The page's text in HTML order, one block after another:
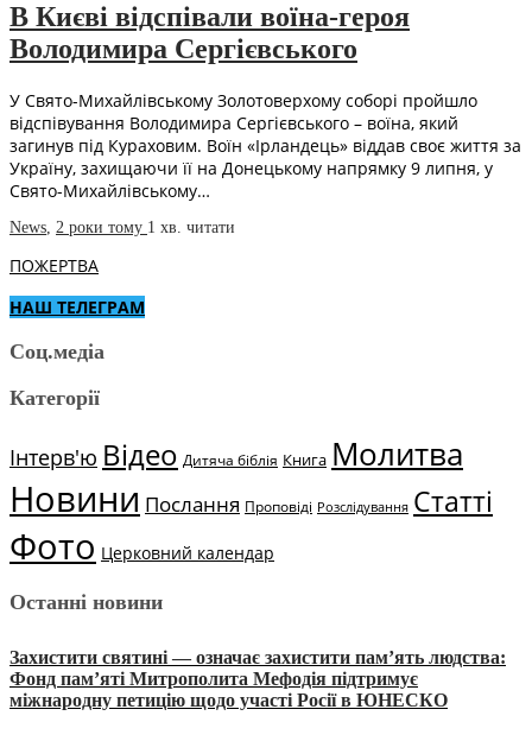
В Києві відспівали воїна-героя
Володимира Сергієвського
У Свято-Михайлівському Золотоверхому соборі пройшло
відспівування Володимира Сергієвського – воїна, який
загинув під Кураховим. Воїн «Ірландець» віддав своє життя за
Україну, захищаючи її на Донецькому напрямку 9 липня, у
Свято-Михайлівському…
News, 2 роки тому 1 хв. читати
ПОЖЕРТВА
НАШ ТЕЛЕГРАМ
Соц.медіа
Категорії
Інтерв'ю Відео Дитяча біблія Книга Молитва
Новини Послання Проповіді Розслідування Статті
Фото Церковний календар
Останні новини
Захистити святині — означає захистити пам’ять людства:
Фонд пам’яті Митрополита Мефодія підтримує
міжнародну петицію щодо участі Росії в ЮНЕСКО